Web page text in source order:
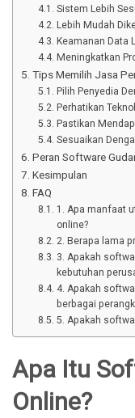
Sistem Lebih
Lebih Mudah
Keamanan Data
Meningkatkan
Tips Memilih Jasa
Pilih Penyedia
Perhatikan
Pastikan
Sesuaikan
Peran Software
Kesimpulan
FAQ
1. Apa manfaat
online?
2. Berapa lama
3. Apakah
kebutuhan
4. Apakah
berbagai
5. Apakah
Apa Itu
Online?